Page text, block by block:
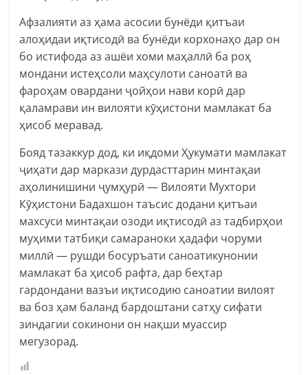
Афзалияти аз ҳама асосии бунёди қитъаи
алоҳидаи иқтисодӣ ва бунёди корхонаҳо дар он
бо истифода аз ашёи хоми маҳаллӣ ба роҳ
мондани истеҳсоли маҳсулоти саноатӣ ва
фароҳам овардани ҷойҳои нави корӣ дар
қаламрави ин вилояти кӯҳистони мамлакат ба
ҳисоб меравад.
Бояд тазаккур дод, ки иқдоми Ҳукумати мамлакат
ҷиҳати дар маркази дурдасттарин минтақаи
аҳолинишини ҷумҳурӣ — Вилояти Мухтори
Кӯҳистони Бадахшон таъсис додани қитъаи
махсуси минтақаи озоди иқтисодӣ аз тадбирҳои
муҳими татбиқи самараноки ҳадафи чоруми
миллӣ — рушди босуръати саноатикунонии
мамлакат ба ҳисоб рафта, дар беҳтар
гардондани вазъи иқтисодию саноатии вилоят
ва боз ҳам баланд бардоштани сатҳу сифати
зиндагии сокинони он нақши муассир
мегузорад.